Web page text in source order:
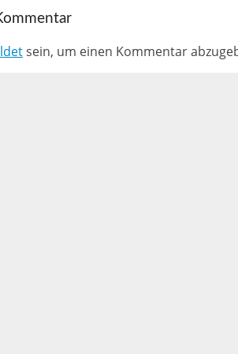
sein, um einen Kommentar